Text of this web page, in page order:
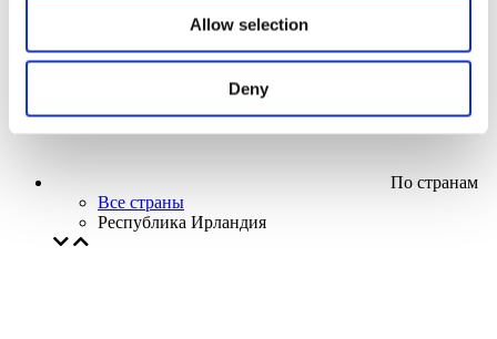
Allow selection
Deny
По странам
Все страны
Республика Ирландия